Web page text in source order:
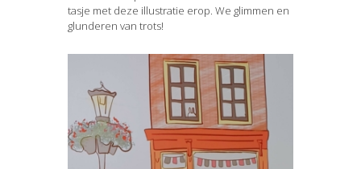
tasje met deze illustratie erop. We glimmen en
glunderen van trots!